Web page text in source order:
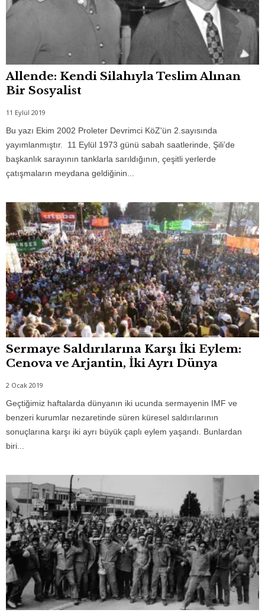
Allende: Kendi Silahıyla Teslim Alınan
Bir Sosyalist
11 Eylül 2019
Bu yazı Ekim 2002 Proleter Devrimci KöZ'ün 2.sayısında
yayımlanmıştır. 11 Eylül 1973 günü sabah saatlerinde, Şili’de
başkanlık sarayının tanklarla sarıldığının, çeşitli yerlerde
çatışmaların meydana geldiğinin...
Sermaye Saldırılarına Karşı İki Eylem:
Cenova ve Arjantin, İki Ayrı Dünya
2 Ocak 2019
Geçtiğimiz haftalarda dünyanın iki ucunda sermayenin IMF ve
benzeri kurumlar nezaretinde süren küresel saldırılarının
sonuçlarına karşı iki ayrı büyük çaplı eylem yaşandı. Bunlardan
biri...